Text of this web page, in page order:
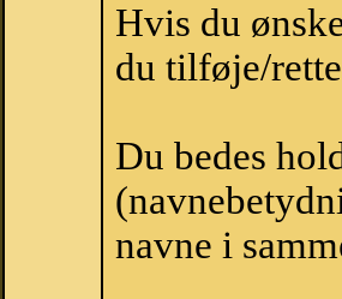
Hvis du
du tilføje/
Du bedes
navne i